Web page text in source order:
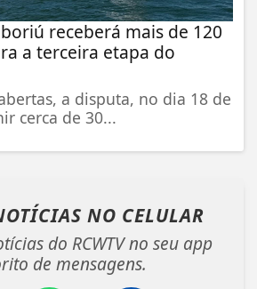
receberá mais de 120
a terceira etapa do
a disputa, no dia 18 de
cerca de 30...
NO CELULAR
do RCWTV no seu app
de mensagens.